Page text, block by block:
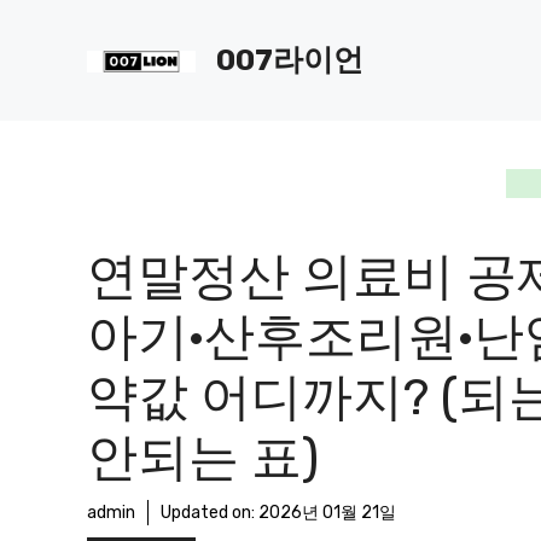
007라이언
연말정산 의료비 공
아기·산후조리원·난
약값 어디까지? (되
안되는 표)
admin Updated on: 2026년 01월 21일